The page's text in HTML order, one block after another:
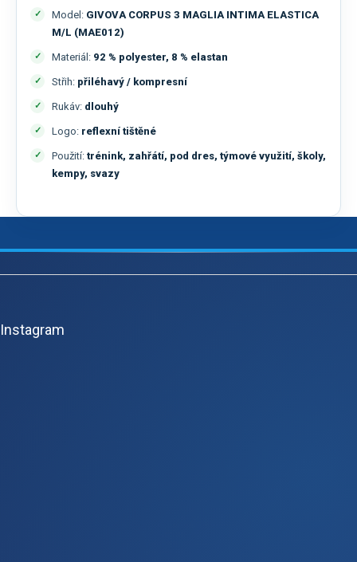
Model: GIVOVA CORPUS 3 MAGLIA INTIMA ELASTICA
M/L (MAE012)
Materiál: 92 % polyester, 8 % elastan
Střih: přiléhavý / kompresní
Rukáv: dlouhý
Logo: reflexní tištěné
Použití: trénink, zahřátí, pod dres, týmové využití, školy,
kempy, svazy
Z
Instagram